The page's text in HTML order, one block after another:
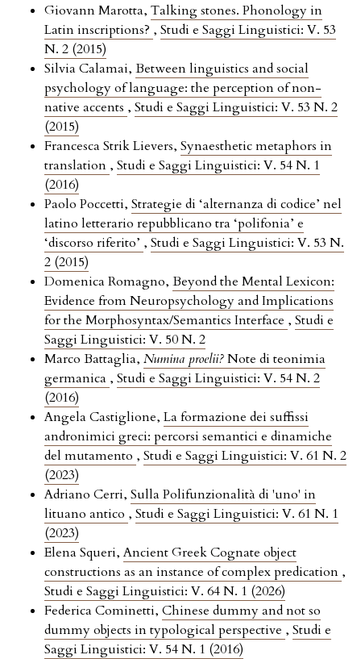
Giovann Marotta, Talking stones. Phonology in
Latin inscriptions? , Studi e Saggi Linguistici: V. 53
N. 2 (2015)
Silvia Calamai, Between linguistics and social
psychology of language: the perception of non-
native accents , Studi e Saggi Linguistici: V. 53 N. 2
(2015)
Francesca Strik Lievers, Synaesthetic metaphors in
translation , Studi e Saggi Linguistici: V. 54 N. 1
(2016)
Paolo Poccetti, Strategie di ‘alternanza di codice’ nel
latino letterario repubblicano tra ‘polifonia’ e
‘discorso riferito’ , Studi e Saggi Linguistici: V. 53 N.
2 (2015)
Domenica Romagno, Beyond the Mental Lexicon:
Evidence from Neuropsychology and Implications
for the Morphosyntax/Semantics Interface , Studi e
Saggi Linguistici: V. 50 N. 2
Marco Battaglia, Numina proelii?Note di teonimia
germanica , Studi e Saggi Linguistici: V. 54 N. 2
(2016)
Angela Castiglione, La formazione dei suffissi
andronimici greci: percorsi semantici e dinamiche
del mutamento , Studi e Saggi Linguistici: V. 61 N. 2
(2023)
Adriano Cerri, Sulla Polifunzionalità di 'uno' in
lituano antico , Studi e Saggi Linguistici: V. 61 N. 1
(2023)
Elena Squeri,Ancient Greek Cognate object
constructions as an instance of complex predication ,
Studi e Saggi Linguistici: V. 64 N. 1 (2026)
Federica Cominetti, Chinese dummy and not so
dummy objects in typological perspective , Studi e
Saggi Linguistici: V. 54 N. 1 (2016)